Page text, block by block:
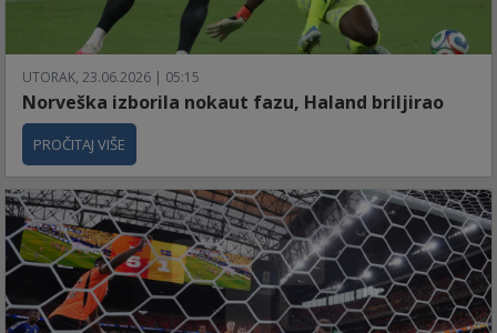
UTORAK, 23.06.2026 | 05:15
Norveška izborila nokaut fazu, Haland briljirao
PROČITAJ VIŠE